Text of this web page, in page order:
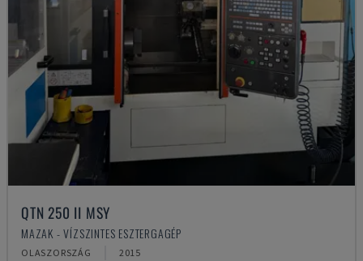
QTN 250 II MSY
MAZAK - VÍZSZINTES ESZTERGAGÉP
OLASZORSZÁG 2015